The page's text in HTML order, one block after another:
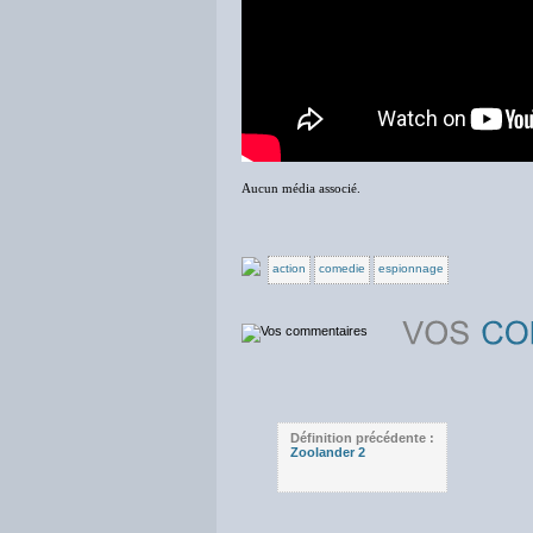
Aucun média associé.
action comedie espionnage
Définition précédente :
Zoolander 2